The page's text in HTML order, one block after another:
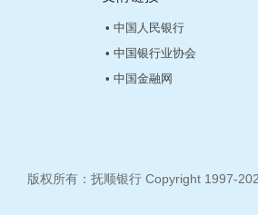
• 中国人民银行
• 中国银行业协会
• 中国金融网
版权所有：抚顺银行 Copyright 1997-